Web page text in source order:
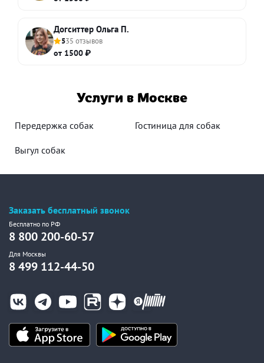
Догситтер Ольга П.
535 отзывов
от 1500 ₽
Услуги в Москве
Передержка собак Гостиница для собак
Выгул собак
Заказать бесплатный звонок
Бесплатно по РФ
8 800 200-60-57
Для Москвы
8 499 112-44-50